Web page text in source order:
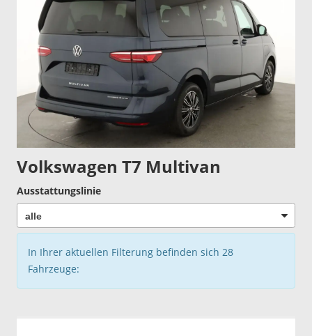
Volkswagen T7 Multivan
Ausstattungslinie
In Ihrer aktuellen Filterung befinden sich 28
Fahrzeuge: